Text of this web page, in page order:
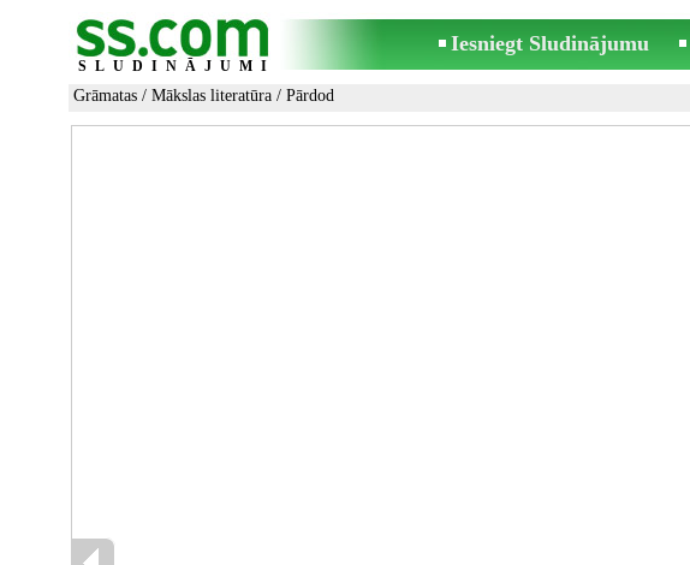
SLUDINĀJUMI
Iesniegt Sludinājumu
Grāmatas / Mākslas literatūra / Pārdod